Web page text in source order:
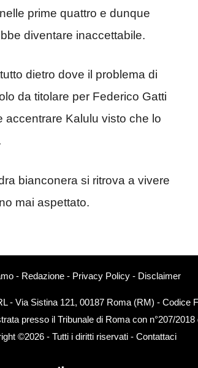
prime quattro e dunque
diventare inaccettabile.
dietro dove il problema di
da titolare per Federico Gatti
accentrare Kalulu visto che lo
bianconera si ritrova a vivere
mai aspettato.
- Redazione- Privacy Policy- Disclaimer
- Via Sistina 121, 00187 Roma (RM) - Codice
presso il Tribunale di Roma con n°207/2018
©2026 - Tutti i diritti riservati - Contattaci